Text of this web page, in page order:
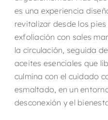
es una experiencia
revitalizar desde los
exfoliación con sales
la circulación, seguida
aceites esenciales que
culmina con el cuidado
esmaltado, en un
desconexión y el